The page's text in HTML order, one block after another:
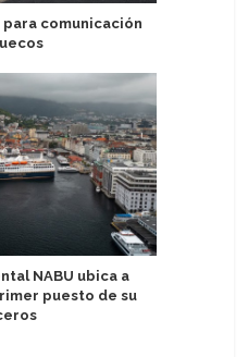
para comunicación
NABU ubica a
puesto de su